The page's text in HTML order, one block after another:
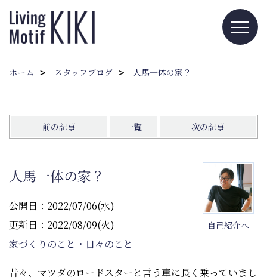
ホーム スタッフブログ 人馬一体の家？
前の記事 一覧 次の記事
自己紹介へ
人馬一体の家？
公開日：2022/07/06(水)
更新日：2022/08/09(火)
家づくりのこと・日々のこと
昔々、マツダのロードスターと言う車に長く乗っていまし